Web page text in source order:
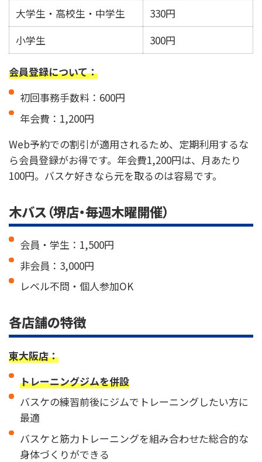
大学生・高校生・中学生
330円
小学生
300円
会員登録について：
初回事務手数料：600円
年会費：1,200円
Web予約での割引が適用されるため、定期利用するな
ら会員登録がお得です。年会費1,200円は、月あたり
100円。バスケ好きなら元を取るのは容易です。
木バス（堺店・毎週木曜開催）
会員・学生：1,500円
非会員：3,000円
レベル不問・個人参加OK
各店舗の特徴
東大阪店：
トレーニングジムを併設
バスケの練習前後にジムでトレーニングしたい方に
最適
バスケと筋力トレーニングを組み合わせた総合的な
身体づくりができる